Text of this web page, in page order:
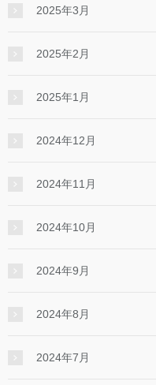
2025年3月
2025年2月
2025年1月
2024年12月
2024年11月
2024年10月
2024年9月
2024年8月
2024年7月